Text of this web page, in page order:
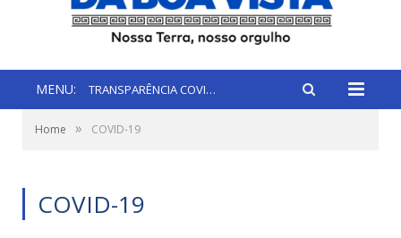
MENU: TRANSPARÊNCIA COVID-19
Home » COVID-19
COVID-19